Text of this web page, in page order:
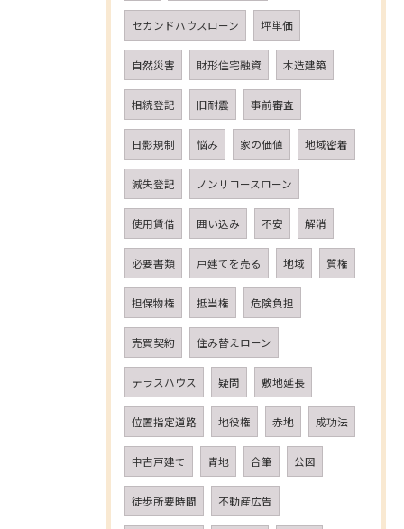
セカンドハウスローン 坪単価
自然災害 財形住宅融資 木造建築
相続登記 旧耐震 事前審査
日影規制 悩み 家の価値 地域密着
減失登記 ノンリコースローン
使用賃借 囲い込み 不安 解消
必要書類 戸建てを売る 地域 質権
担保物権 抵当権 危険負担
売買契約 住み替えローン
テラスハウス 疑問 敷地延長
位置指定道路 地役権 赤地 成功法
中古戸建て 青地 合筆 公図
徒歩所要時間 不動産広告